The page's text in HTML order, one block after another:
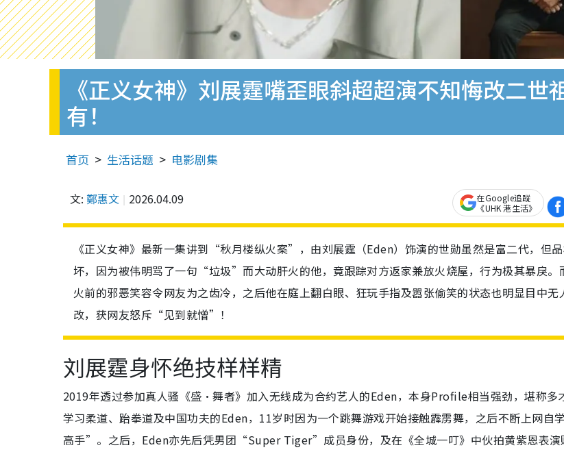
《正义女神》刘展霆嘴歪眼斜超超演不知悔改二
有！
首页 生活话题 电影剧集
文: 鄭惠文 2026.04.09
在Google追蹤
《UHK 港生活》
《正义女神》最新一集讲到“秋月楼纵火案”，由刘展霆（Eden）饰演的世勋虽然是富二代，但
坏，因为被伟明骂了一句“垃圾”而大动肝火的他，竟跟踪对方返家兼放火烧屋，行为极其暴戾。
火前的邪恶笑容令网友为之齿冷，之后他在庭上翻白眼、狂玩手指及嚣张偷笑的状态也明显目中无
改，获网友怒斥“见到就憎”！
刘展霆身怀绝技样样精
2019年透过参加真人骚《盛·舞者》加入无线成为合约艺人的Eden，本身Profile相当强劲，堪称多
学习柔道、跆拳道及中国功夫的Eden，11岁时因为一个跳舞游戏开始接触霹雳舞，之后不断上网自
高手”。之后，Eden亦先后凭男团“Super Tiger”成员身份，及在《全城一叮》中伙拍黄紫恩表演